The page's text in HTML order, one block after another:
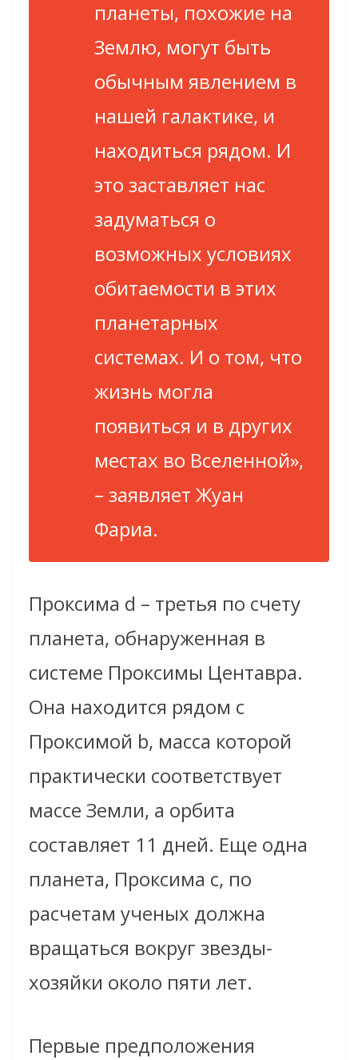
планеты, похожие на
Землю, могут быть
обычным явлением в
нашей галактике, и
находиться рядом. И
это заставляет нас
задуматься о
возможных условиях
обитаемости в этих
планетарных
системах. И о том, что
жизнь могла
появиться и в других
местах во Вселенной»,
– заявляет Жуан
Фариа.
Проксима d – третья по счету
планета, обнаруженная в
системе Проксимы Центавра.
Она находится рядом с
Проксимой b, масса которой
практически соответствует
массе Земли, а орбита
составляет 11 дней. Еще одна
планета, Проксима с, по
расчетам ученых должна
вращаться вокруг звезды-
хозяйки около пяти лет.
Первые предположения